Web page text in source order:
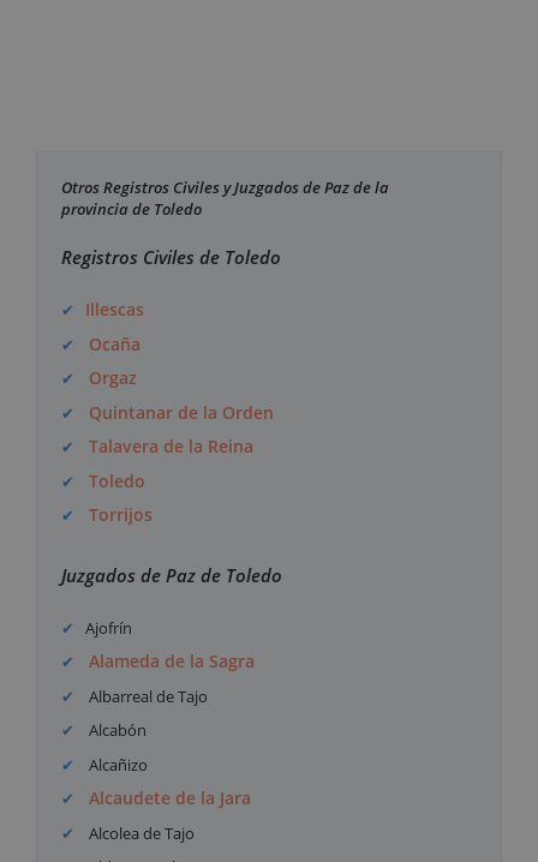
Otros Registros Civiles y Juzgados de Paz de la
provincia de Toledo
Registros Civiles de Toledo
Illescas
Ocaña
Orgaz
Quintanar de la Orden
Talavera de la Reina
Toledo
Torrijos
Juzgados de Paz de Toledo
Ajofrín
Alameda de la Sagra
Albarreal de Tajo
Alcabón
Alcañizo
Alcaudete de la Jara
Alcolea de Tajo